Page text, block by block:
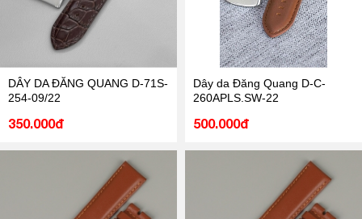
DÂY DA ĐĂNG QUANG D-71S-
254-09/22
350.000đ
Dây da Đăng Quang D-C-
260APLS.SW-22
500.000đ